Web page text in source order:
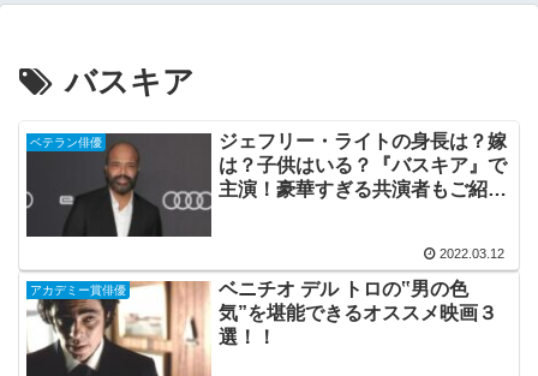
バスキア
ベテラン俳優
ジェフリー・ライトの身長は？嫁
は？子供はいる？『バスキア』で
主演！豪華すぎる共演者もご紹
2022.03.12
アカデミー賞俳優
ベニチオ デル トロの‟男の色
気”を堪能できるオススメ映画３
選！！